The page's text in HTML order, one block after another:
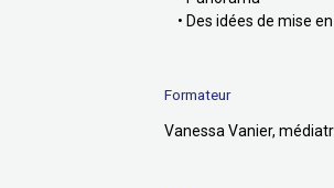
• Des idées de mise
Formateur
Vanessa Vanier,